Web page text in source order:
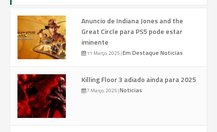
Anuncio de Indiana Jones and the
Great Circle para PS5 pode estar
iminente
11 Março, 2025|Em Destaque Noticias
Killing Floor 3 adiado ainda para 2025
7 Março, 2025|Noticias